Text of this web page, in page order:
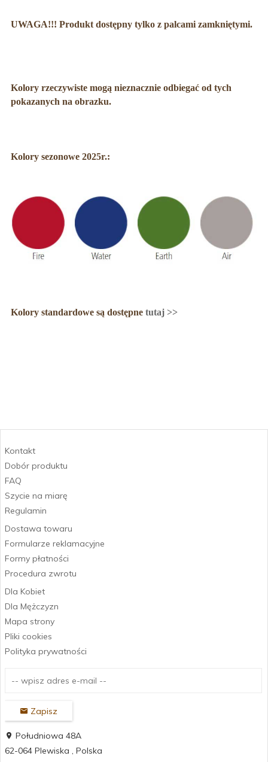
UWAGA!!! Produkt dostępny tylko z palcami zamkniętymi.
Kolory rzeczywiste mogą nieznacznie odbiegać od tych
pokazanych na obrazku.
Kolory sezonowe 2025r.:
Kolory standardowe są dostępne tutaj >>
Kontakt
Dobór produktu
FAQ
Szycie na miarę
Regulamin
Dostawa towaru
Formularze reklamacyjne
Formy płatności
Procedura zwrotu
Dla Kobiet
Dla Mężczyzn
Mapa strony
Pliki cookies
Polityka prywatności
Zapisz
Południowa 48A
62-064 Plewiska , Polska